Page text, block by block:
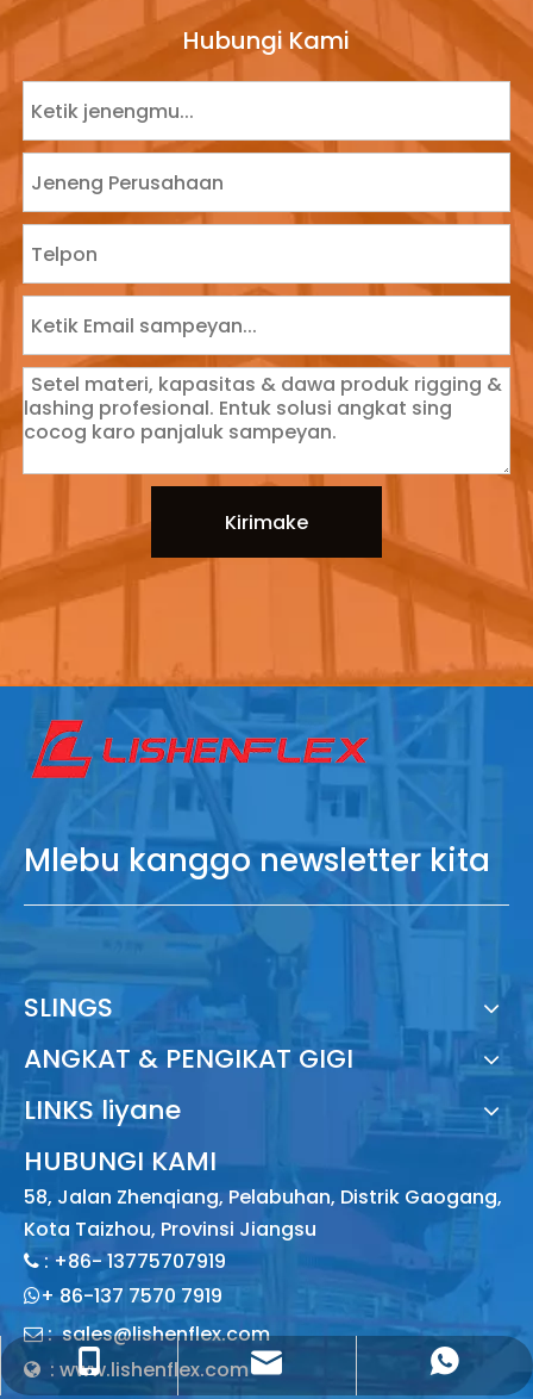
Hubungi Kami
Kirimake
Mlebu kanggo newsletter kita
SLINGS
ANGKAT & PENGIKAT GIGI
LINKS liyane
HUBUNGI KAMI
58, Jalan Zhenqiang, Pelabuhan, Distrik Gaogang,
Kota Taizhou, Provinsi Jiangsu
: +86- 13775707919
+86-137 7570 7919
:sales@lishenflex.com
 : www.lishenflex.com+86 13775707919
sales@lishenflex.com
+86 137 7570 7919